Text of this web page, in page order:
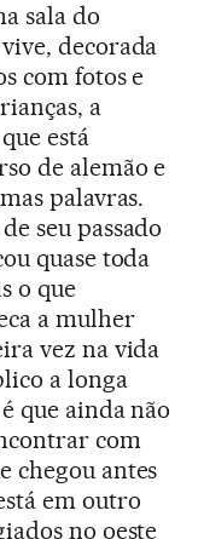
sala do
decorada
com fotos e
a
está
de alemão e
palavras.
seu passado
quase toda
o que
a mulher
vez na vida
a longa
que ainda não
com
chegou antes
em outro
no oeste